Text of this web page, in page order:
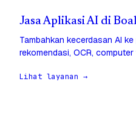
Jasa Aplikasi AI di
Tambahkan kecerdasan AI
rekomendasi, OCR,
Lihat layanan →